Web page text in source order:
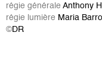
régie générale Anthony
régie lumière Maria
©DR